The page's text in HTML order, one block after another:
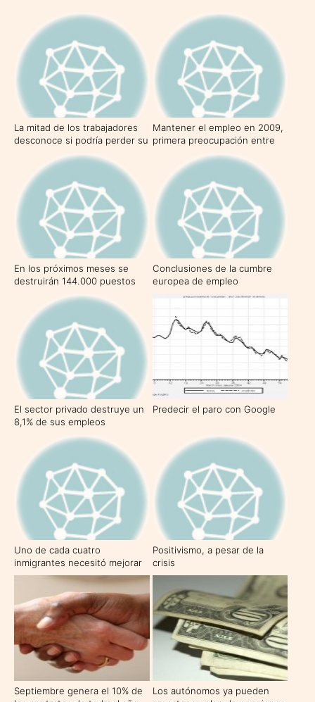
La mitad de los trabajadores
desconoce si podría perder su
Mantener el empleo en 2009,
primera preocupación entre
En los próximos meses se
destruirán 144.000 puestos
Conclusiones de la cumbre
europea de empleo
El sector privado destruye un
8,1% de sus empleos
Predecir el paro con Google
Uno de cada cuatro
inmigrantes necesitó mejorar
su lengua españolas para
conseguir un trabajo
apropiado
Positivismo, a pesar de la
crisis
Septiembre genera el 10% de
Los autónomos ya pueden